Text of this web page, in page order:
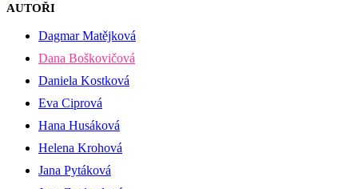
AUTOŘI
Dagmar Matějková
Dana Boškovičová
Daniela Kostková
Eva Ciprová
Hana Husáková
Helena Krohová
Jana Pytáková